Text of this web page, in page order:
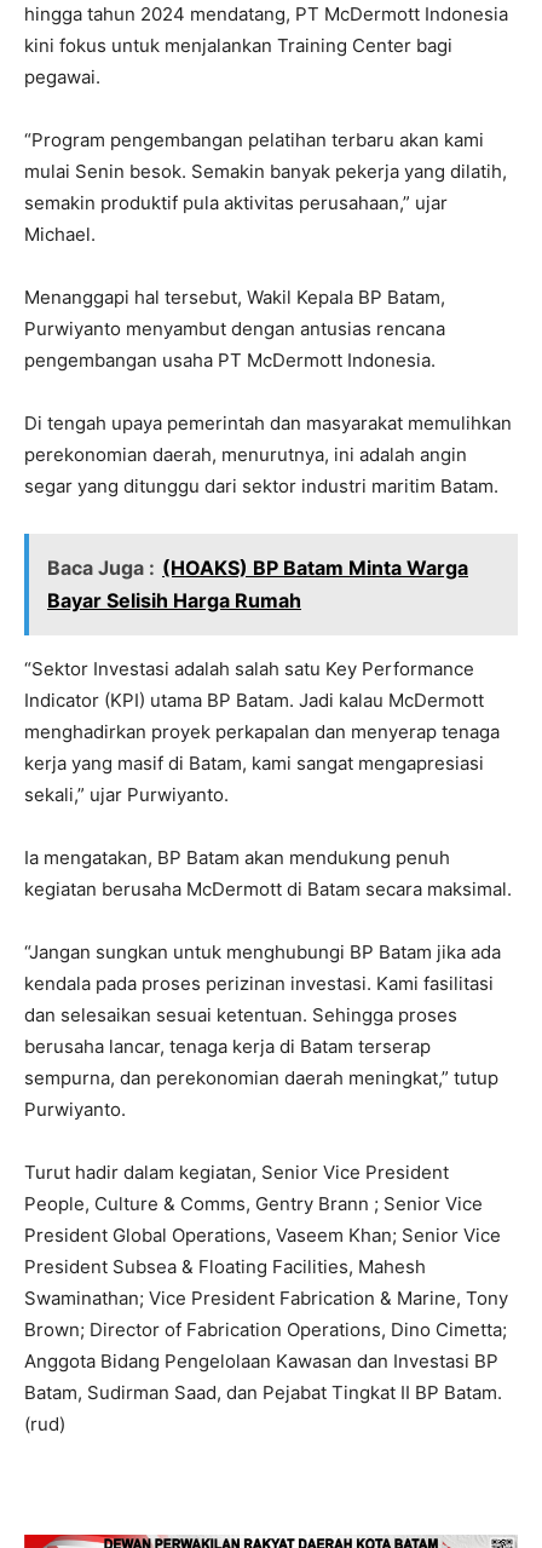
hingga tahun 2024 mendatang, PT McDermott Indonesia
kini fokus untuk menjalankan Training Center bagi
pegawai.
“Program pengembangan pelatihan terbaru akan kami
mulai Senin besok. Semakin banyak pekerja yang dilatih,
semakin produktif pula aktivitas perusahaan,” ujar
Michael.
Menanggapi hal tersebut, Wakil Kepala BP Batam,
Purwiyanto menyambut dengan antusias rencana
pengembangan usaha PT McDermott Indonesia.
Di tengah upaya pemerintah dan masyarakat memulihkan
perekonomian daerah, menurutnya, ini adalah angin
segar yang ditunggu dari sektor industri maritim Batam.
Baca Juga : (HOAKS) BP Batam Minta Warga
Bayar Selisih Harga Rumah
“Sektor Investasi adalah salah satu Key Performance
Indicator (KPI) utama BP Batam. Jadi kalau McDermott
menghadirkan proyek perkapalan dan menyerap tenaga
kerja yang masif di Batam, kami sangat mengapresiasi
sekali,” ujar Purwiyanto.
Ia mengatakan, BP Batam akan mendukung penuh
kegiatan berusaha McDermott di Batam secara maksimal.
“Jangan sungkan untuk menghubungi BP Batam jika ada
kendala pada proses perizinan investasi. Kami fasilitasi
dan selesaikan sesuai ketentuan. Sehingga proses
berusaha lancar, tenaga kerja di Batam terserap
sempurna, dan perekonomian daerah meningkat,” tutup
Purwiyanto.
Turut hadir dalam kegiatan, Senior Vice President
People, Culture & Comms, Gentry Brann ; Senior Vice
President Global Operations, Vaseem Khan; Senior Vice
President Subsea & Floating Facilities, Mahesh
Swaminathan; Vice President Fabrication & Marine, Tony
Brown; Director of Fabrication Operations, Dino Cimetta;
Anggota Bidang Pengelolaan Kawasan dan Investasi BP
Batam, Sudirman Saad, dan Pejabat Tingkat II BP Batam.
(rud)